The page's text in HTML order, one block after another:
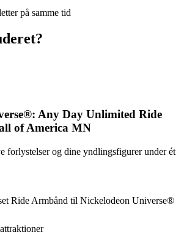
på samme tid
Any Day Unlimited Ride
of America MN
forlystelser og dine yndlingsfigurer under ét
Ride Armbånd til Nickelodeon Universe®